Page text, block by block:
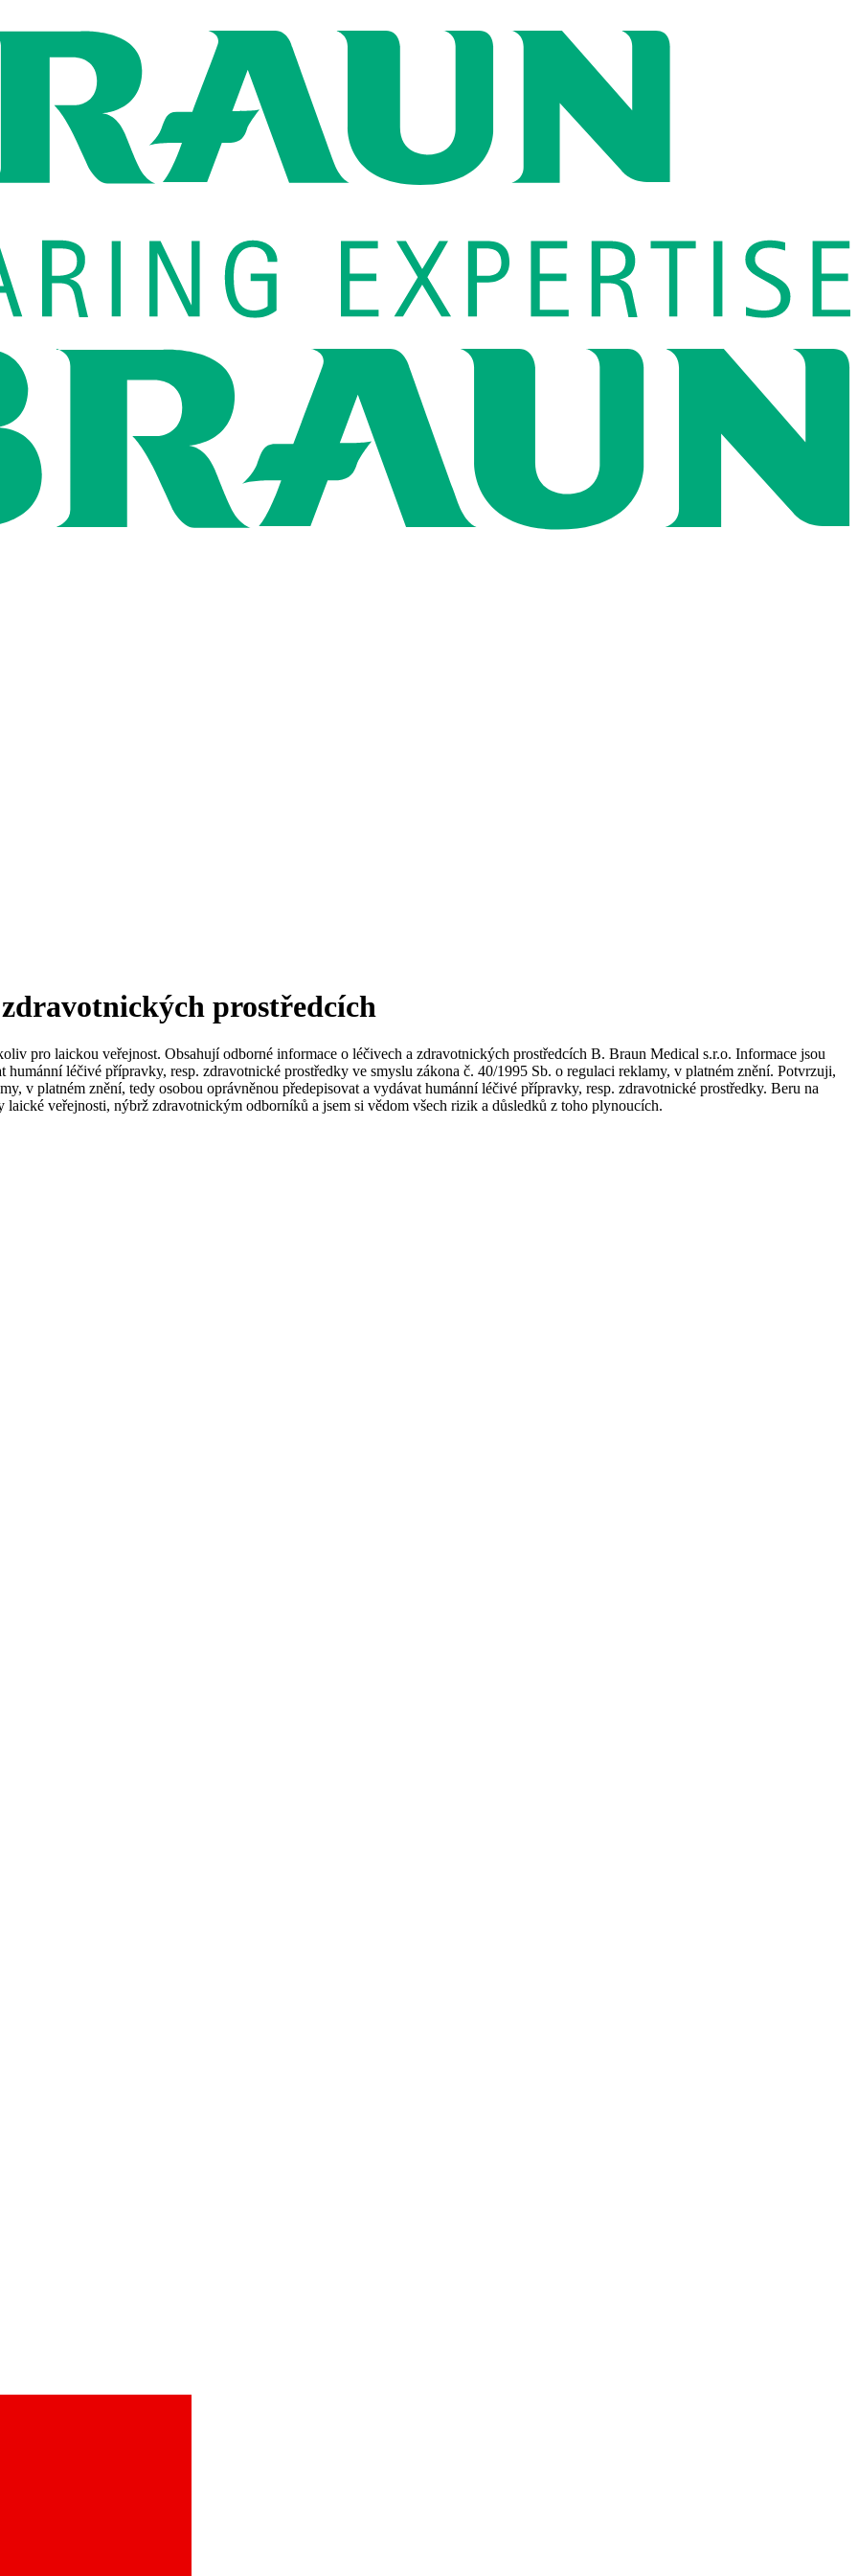
našim kompletním produktovým portfoliem.
střediscích v České republice. Více informací se dozvíte na stránkách jednotlivých středisek.
pro zajímavé pozice.​
prostředcích
pro laickou veřejnost. Obsahují odborné informace o léčivech a zdravotnických prostředcích B. Braun Medical s.r.o. Informace jsou
léčivé přípravky, resp. zdravotnické prostředky ve smyslu zákona č. 40/1995 Sb. o regulaci reklamy, v platném znění. Potvrzuji,
v platném znění, tedy osobou oprávněnou předepisovat a vydávat humánní léčivé přípravky, resp. zdravotnické prostředky. Beru na
laické veřejnosti, nýbrž zdravotnickým odborníků a jsem si vědom všech rizik a důsledků z toho plynoucích.